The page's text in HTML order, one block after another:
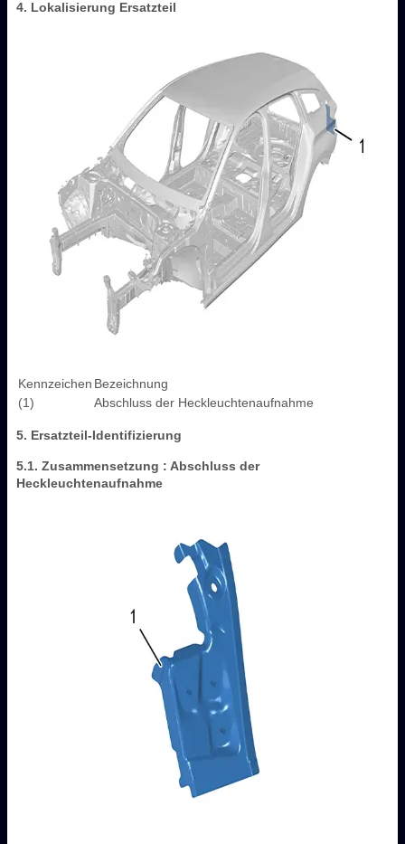
4. Lokalisierung Ersatzteil
Kennzeichen Bezeichnung
(1)
Abschluss der Heckleuchtenaufnahme
5. Ersatzteil-Identifizierung
5.1. Zusammensetzung : Abschluss der
Heckleuchtenaufnahme